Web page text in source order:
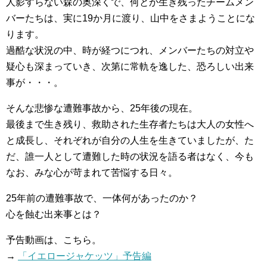
人影すらない森の奥深くで、何とか生き残ったチームメン
バーたちは、実に19か月に渡り、山中をさまようことにな
ります。
過酷な状況の中、時が経つにつれ、メンバーたちの対立や
疑心も深まっていき、次第に常軌を逸した、恐ろしい出来
事が・・・。
そんな悲惨な遭難事故から、25年後の現在。
最後まで生き残り、救助された生存者たちは大人の女性へ
と成長し、それぞれが自分の人生を生きていましたが、た
だ、誰一人として遭難した時の状況を語る者はなく、今も
なお、みな心が苛まれて苦悩する日々。
25年前の遭難事故で、一体何があったのか？
心を蝕む出来事とは？
予告動画は、こちら。
→
「イエロージャケッツ」予告編